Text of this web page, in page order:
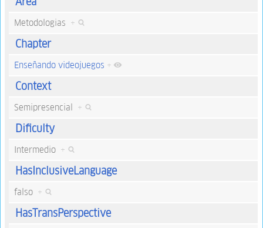
Metodologias +
Chapter
Enseñando videojuegos +
Context
Semipresencial +
Dificulty
Intermedio +
HasInclusiveLanguage
falso +
HasTransPerspective